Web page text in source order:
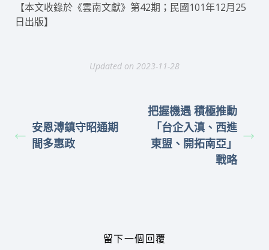
【本文收錄於《雲南文獻》第42期；民國101年12月25
日出版】
Updated on 2023-11-28
安恩溥鎮守昭通期
間多惠政
把握機遇 積極推動
「台企入滇、西進
東盟、開拓南亞」
戰略
留下一個回覆